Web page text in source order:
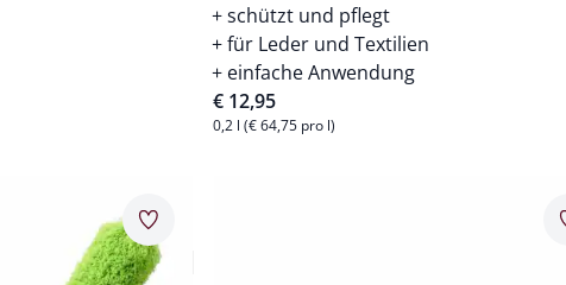
schützt und pflegt
für Leder und Textilien
einfache Anwendung
€ 12,95
0,2 l (€ 64,75 pro l)
Merkzettel